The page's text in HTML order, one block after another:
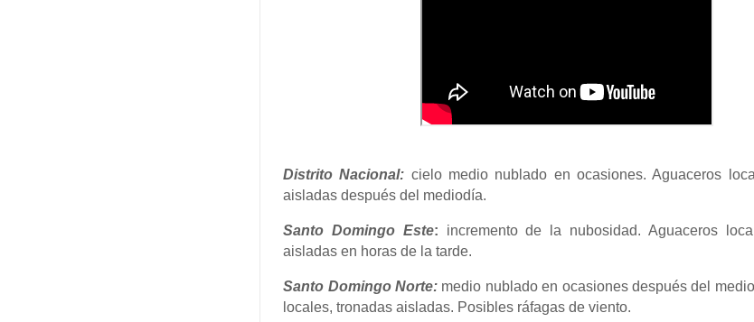
Distrito Nacional: cielo medio nublado en ocasiones. Aguaceros
aisladas después del mediodía.
Santo Domingo Este: incremento de la nubosidad. Aguaceros
aisladas en horas de la tarde.
Santo Domingo Norte:medio nublado en ocasiones después del
locales, tronadas aisladas. Posibles ráfagas de viento.